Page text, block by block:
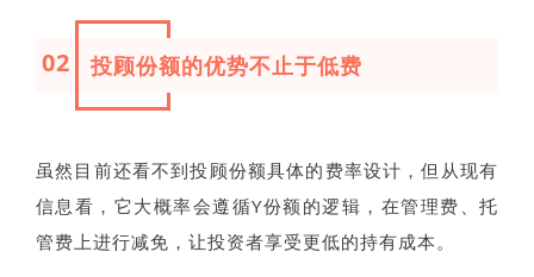
02 投顾份额的优势不止于低费
虽然目前还看不到投顾份额具体的费率设计，但从现有
信息看，它大概率会遵循Y份额的逻辑，在管理费、托
管费上进行减免，让投资者享受更低的持有成本。